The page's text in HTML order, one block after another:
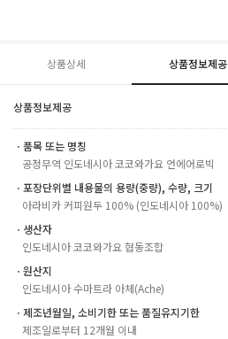
상품상세 상품정보제공
상품정보제공
ㆍ품목 또는 명칭
공정무역 인도네시아 코코와가요 언에어로빅
ㆍ포장단위별 내용물의 용량(중량), 수량, 크기
아라비카 커피원두 100% (인도네시아 100%)
ㆍ생산자
인도네시아 코코와가요 협동조합
ㆍ원산지
인도네시아 수마트라 아체(Ache)
ㆍ제조년월일, 소비기한 또는 품질유지기한
제조일로부터 12개월 이내